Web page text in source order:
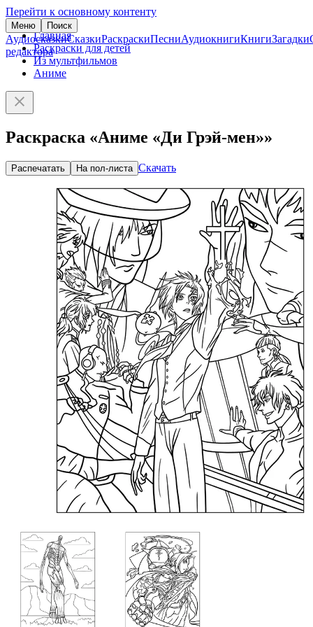
Перейти к основному контенту
Меню Поиск
АудиосказкиСказкиРаскраскиПесниАудиокнигиКнигиЗагадки
редактора
Главная
Раскраски для детей
Из мультфильмов
Аниме
Раскраска «Аниме «Ди Грэй-мен»»
Распечатать На пол-листа Скачать